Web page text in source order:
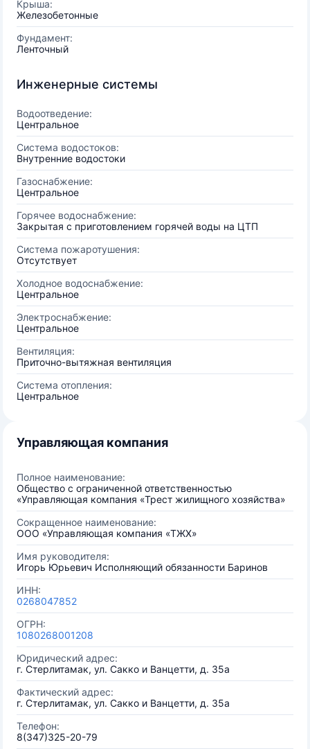
Крыша:
Железобетонные
Фундамент:
Ленточный
Инженерные системы
Водоотведение:
Центральное
Система водостоков:
Внутренние водостоки
Газоснабжение:
Центральное
Горячее водоснабжение:
Закрытая с приготовлением горячей воды на ЦТП
Система пожаротушения:
Отсутствует
Холодное водоснабжение:
Центральное
Электроснабжение:
Центральное
Вентиляция:
Приточно-вытяжная вентиляция
Система отопления:
Центральное
Управляющая компания
Полное наименование:
Общество с ограниченной ответственностью
«Управляющая компания «Трест жилищного хозяйства»
Сокращенное наименование:
ООО «Управляющая компания «ТЖХ»
Имя руководителя:
Игорь Юрьевич Исполняющий обязанности Баринов
ИНН:
0268047852
ОГРН:
1080268001208
Юридический адрес:
г. Стерлитамак, ул. Сакко и Ванцетти, д. 35а
Фактический адрес:
г. Стерлитамак, ул. Сакко и Ванцетти, д. 35а
Телефон:
8(347)325-20-79